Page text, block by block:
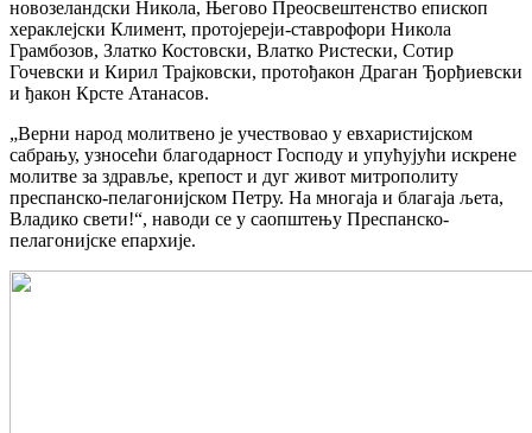
новозеландски Никола, Његово Преосвештенство епископ
хераклејски Климент, протојереји-ставрофори Никола
Грамбозов, Златко Костовски, Влатко Ристески, Сотир
Гочевски и Кирил Трајковски, протођакон Драган Ђорђиевски
и ђакон Крсте Атанасов.
„Верни народ молитвено је учествовао у евхаристијском
сабрању, узносећи благодарност Господу и упућујући искрене
молитве за здравље, крепост и дуг живот митрополиту
преспанско-пелагонијском Петру. На многаја и благаја љета,
Владико свети!“, наводи се у саопштењу Преспанско-
пелагонијске епархије.